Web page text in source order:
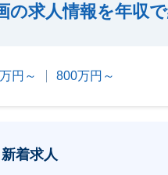
の求人情報を年収
円～ 800万円～
新着求人